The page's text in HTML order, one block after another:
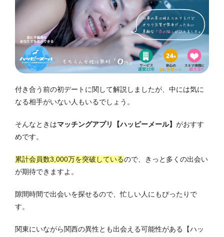
付き合う前の初デートに関して解説しましたが、中には気に
なる相手がいない人もいるでしょう。
そんなときはマッチングアプリ【ハッピーメール】 がおすす
めです。
累計会員数3,000万を突破しているので、きっと多くの出会い
が期待できますよ。
隙間時間で出会いを探せるので、忙しい人にもぴったりで
す。
関東にいながら関西の異性とも出会える可能性がある【ハッ